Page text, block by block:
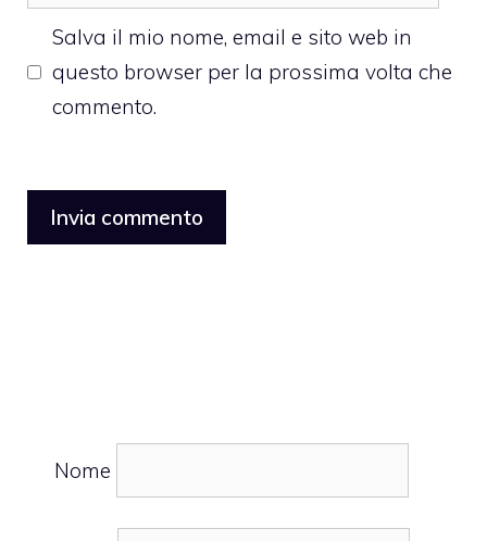
web
Salva il mio nome, email e sito web in
questo browser per la prossima volta che
commento.
Nome